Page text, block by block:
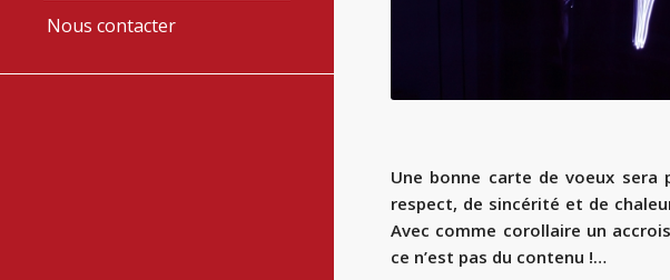
Nous contacter
Une bonne carte de voeux sera
respect, de sincérité et de
Avec comme corollaire un
ce n’est pas du contenu !…